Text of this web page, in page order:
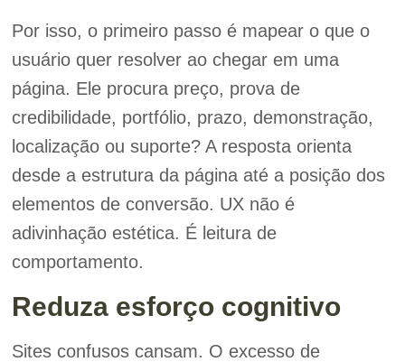
Por isso, o primeiro passo é mapear o que o
usuário quer resolver ao chegar em uma
página. Ele procura preço, prova de
credibilidade, portfólio, prazo, demonstração,
localização ou suporte? A resposta orienta
desde a estrutura da página até a posição dos
elementos de conversão. UX não é
adivinhação estética. É leitura de
comportamento.
Reduza esforço cognitivo
Sites confusos cansam. O excesso de